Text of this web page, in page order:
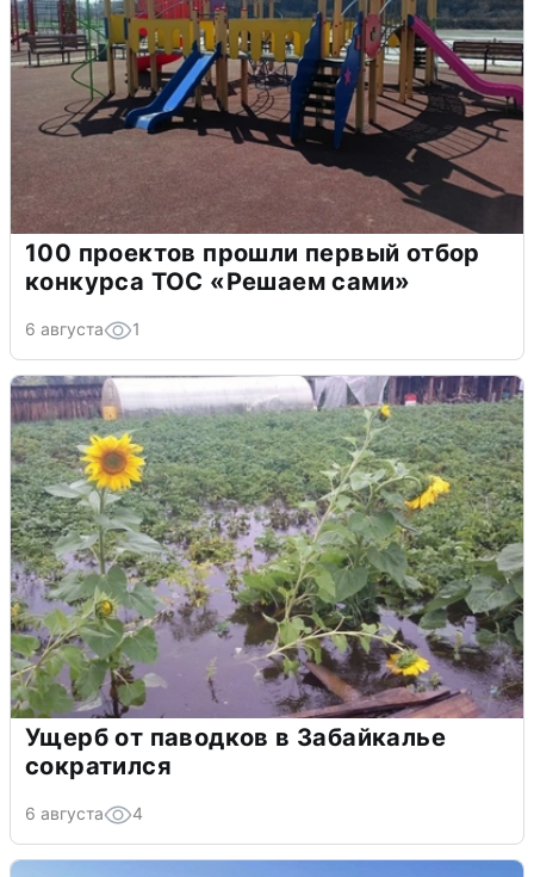
100 проектов прошли первый отбор
конкурса ТОС «Решаем сами»
6 августа 1
Ущерб от паводков в Забайкалье
сократился
6 августа 4